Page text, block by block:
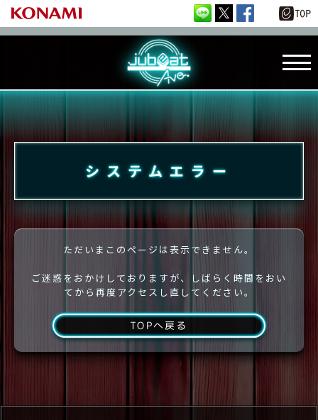
システムエラー
ただいまこのページは表示できません。
ご迷惑をおかけしておりますが、しばらく時間をおい
てから再度アクセスし直してください。
TOPへ戻る